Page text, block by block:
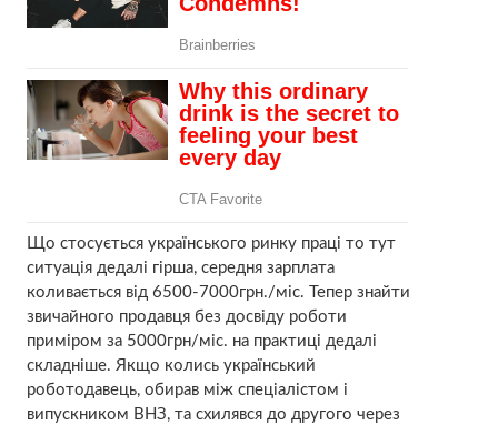
Що стосується українського ринку праці то тут
ситуація дедалі гірша, середня зарплата
коливається від 6500-7000грн./міс. Тепер знайти
звичайного продавця без досвіду роботи
приміром за 5000грн/міс. на практиці дедалі
складніше. Якщо колись український
роботодавець, обирав між спеціалістом і
випускником ВНЗ, та схилявся до другого через